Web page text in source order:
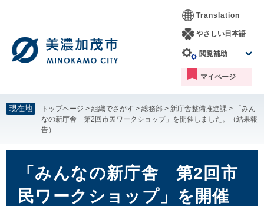
す。
し
て
本
Translation
やさしい日本語
閲覧補助
マイページ
現在地 トップページ > 組織でさがす > 総務部 > 新庁舎整備推進課 >
「みん
なの新庁舎 第2回市民ワークショップ」を開催しました。（結果報
告）
「みんなの新庁舎 第2回市
民ワークショップ」を開催